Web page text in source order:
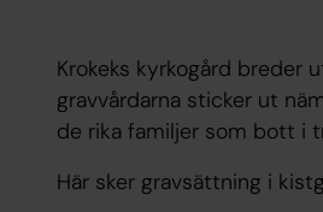
Krokeks kyrkogård breder
gravvårdarna sticker ut
de rika familjer som bott i
Här sker gravsättning i